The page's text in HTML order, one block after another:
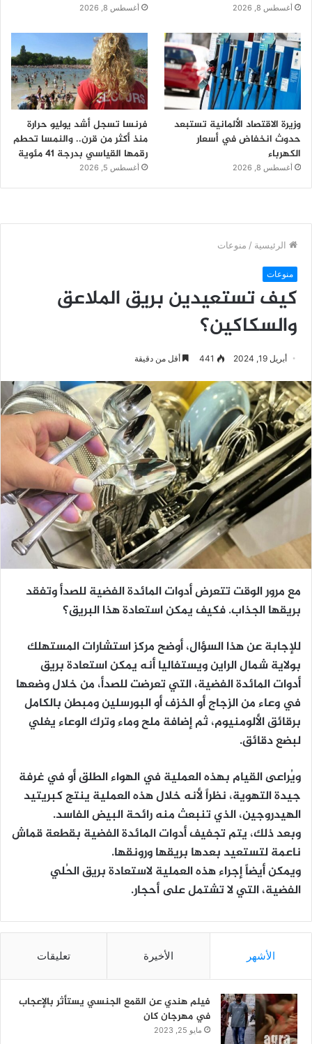
أغسطس 8, 2026 أغسطس 8, 2026
وزيرة الاقتصاد الألمانية تستبعد
حدوث انخفاض في أسعار
الكهرباء
أغسطس 8, 2026
فرنسا تسجل أشد يوليو حرارة
منذ أكثر من قرن.. والنمسا تحطم
رقمها القياسي بدرجة 41 مئوية
أغسطس 5, 2026